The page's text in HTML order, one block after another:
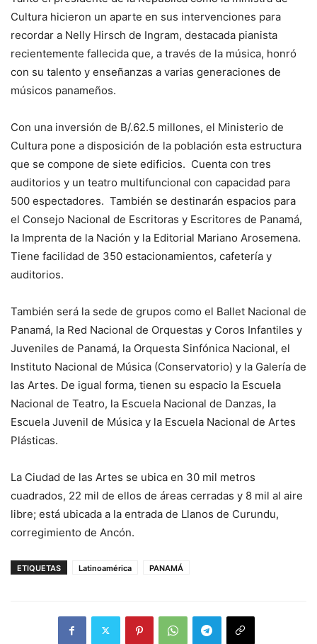
Cultura hicieron un aparte en sus intervenciones para
recordar a Nelly Hirsch de Ingram, destacada pianista
recientemente fallecida que, a través de la música, honró
con su talento y enseñanzas a varias generaciones de
músicos panameños.
Con una inversión de B/.62.5 millones, el Ministerio de
Cultura pone a disposición de la población esta estructura
que se compone de siete edificios. Cuenta con tres
auditorios y un teatro multifuncional con capacidad para
500 espectadores. También se destinarán espacios para
el Consejo Nacional de Escritoras y Escritores de Panamá,
la Imprenta de la Nación y la Editorial Mariano Arosemena.
Tiene facilidad de 350 estacionamientos, cafetería y
auditorios.
También será la sede de grupos como el Ballet Nacional de
Panamá, la Red Nacional de Orquestas y Coros Infantiles y
Juveniles de Panamá, la Orquesta Sinfónica Nacional, el
Instituto Nacional de Música (Conservatorio) y la Galería de
las Artes. De igual forma, tienen su espacio la Escuela
Nacional de Teatro, la Escuela Nacional de Danzas, la
Escuela Juvenil de Música y la Escuela Nacional de Artes
Plásticas.
La Ciudad de las Artes se ubica en 30 mil metros
cuadrados, 22 mil de ellos de áreas cerradas y 8 mil al aire
libre; está ubicada a la entrada de Llanos de Curundu,
corregimiento de Ancón.
ETIQUETAS Latinoamérica PANAMÁ